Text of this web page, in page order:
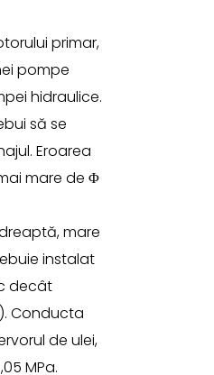
primar,
pompe
hidraulice.
să se
Eroarea
mare de Φ
mare
instalat
decât
Conducta
de ulei,
MPa.